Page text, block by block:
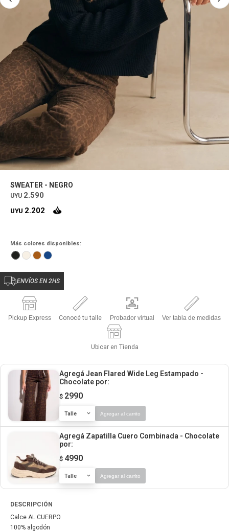
SWEATER - NEGRO
UYU 2.590
UYU 2.202
Más colores disponibles:
ENVÍOS EN 2HS
Pickup Express Conocé tu talle Probador virtual Ver tabla de medidas
Ubicar en Tienda
Agregá Jean Flared Wide Leg Estampado -
Chocolate por:
$ 2990
Talle Agregar al carrito
Agregá Zapatilla Cuero Combinada - Chocolate
por:
$ 4990
Talle Agregar al carrito
DESCRIPCIÓN
Calce AL CUERPO
100% algodón